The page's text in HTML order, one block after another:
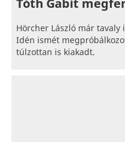
Tóth Gabit
Hörcher László már tavaly
Idén ismét
túlzottan is kiakadt.